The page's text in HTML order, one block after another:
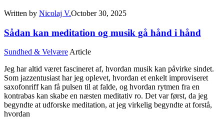
Written by Nicolaj V.October 30, 2025
Sådan kan meditation og musik gå hånd i hånd
Sundhed & Velvære Article
Jeg har altid været fascineret af, hvordan musik kan påvirke sindet.
Som jazzentusiast har jeg oplevet, hvordan et enkelt improviseret
saxofonriff kan få pulsen til at falde, og hvordan rytmen fra en
kontrabas kan skabe en næsten meditativ ro. Det var først, da jeg
begyndte at udforske meditation, at jeg virkelig begyndte at forstå,
hvordan